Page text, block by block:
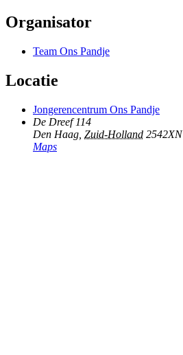
Organisator
Team Ons Pandje
Locatie
Jongerencentrum Ons Pandje
De Dreef 114
Den Haag Zuid-Holland 2542XN
Maps